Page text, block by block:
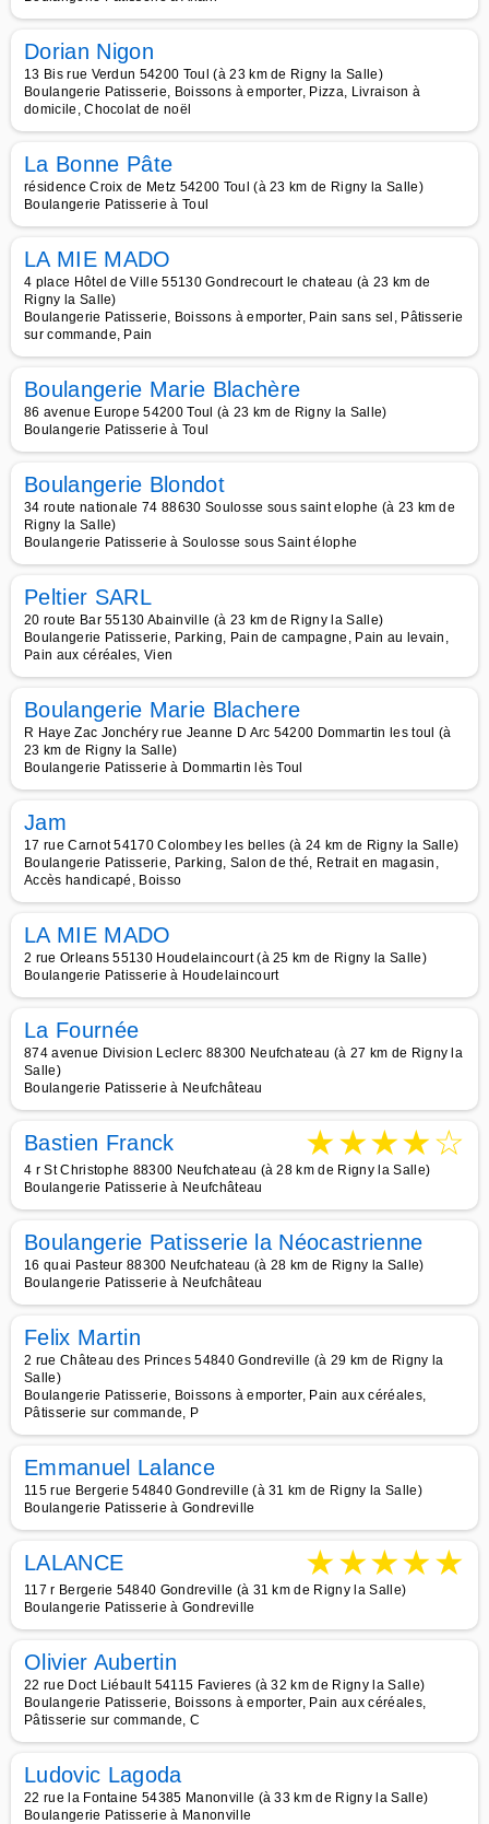
Dorian Nigon
13 Bis rue Verdun 54200 Toul (à 23 km de Rigny la Salle)
Boulangerie Patisserie, Boissons à emporter, Pizza, Livraison à
domicile, Chocolat de noël
La Bonne Pâte
résidence Croix de Metz 54200 Toul (à 23 km de Rigny la Salle)
Boulangerie Patisserie à Toul
LA MIE MADO
4 place Hôtel de Ville 55130 Gondrecourt le chateau (à 23 km de
Rigny la Salle)
Boulangerie Patisserie, Boissons à emporter, Pain sans sel, Pâtisserie
sur commande, Pain
Boulangerie Marie Blachère
86 avenue Europe 54200 Toul (à 23 km de Rigny la Salle)
Boulangerie Patisserie à Toul
Boulangerie Blondot
34 route nationale 74 88630 Soulosse sous saint elophe (à 23 km de
Rigny la Salle)
Boulangerie Patisserie à Soulosse sous Saint élophe
Peltier SARL
20 route Bar 55130 Abainville (à 23 km de Rigny la Salle)
Boulangerie Patisserie, Parking, Pain de campagne, Pain au levain,
Pain aux céréales, Vien
Boulangerie Marie Blachere
R Haye Zac Jonchéry rue Jeanne D Arc 54200 Dommartin les toul (à
23 km de Rigny la Salle)
Boulangerie Patisserie à Dommartin lès Toul
Jam
17 rue Carnot 54170 Colombey les belles (à 24 km de Rigny la Salle)
Boulangerie Patisserie, Parking, Salon de thé, Retrait en magasin,
Accès handicapé, Boisso
LA MIE MADO
2 rue Orleans 55130 Houdelaincourt (à 25 km de Rigny la Salle)
Boulangerie Patisserie à Houdelaincourt
La Fournée
874 avenue Division Leclerc 88300 Neufchateau (à 27 km de Rigny la
Salle)
Boulangerie Patisserie à Neufchâteau
Bastien Franck ★★★★☆
4 r St Christophe 88300 Neufchateau (à 28 km de Rigny la Salle)
Boulangerie Patisserie à Neufchâteau
Boulangerie Patisserie la Néocastrienne
16 quai Pasteur 88300 Neufchateau (à 28 km de Rigny la Salle)
Boulangerie Patisserie à Neufchâteau
Felix Martin
2 rue Château des Princes 54840 Gondreville (à 29 km de Rigny la
Salle)
Boulangerie Patisserie, Boissons à emporter, Pain aux céréales,
Pâtisserie sur commande, P
Emmanuel Lalance
115 rue Bergerie 54840 Gondreville (à 31 km de Rigny la Salle)
Boulangerie Patisserie à Gondreville
LALANCE ★★★★★
117 r Bergerie 54840 Gondreville (à 31 km de Rigny la Salle)
Boulangerie Patisserie à Gondreville
Olivier Aubertin
22 rue Doct Liébault 54115 Favieres (à 32 km de Rigny la Salle)
Boulangerie Patisserie, Boissons à emporter, Pain aux céréales,
Pâtisserie sur commande, C
Ludovic Lagoda
22 rue la Fontaine 54385 Manonville (à 33 km de Rigny la Salle)
Boulangerie Patisserie à Manonville